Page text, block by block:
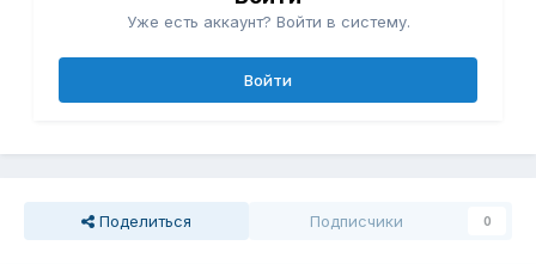
Уже есть аккаунт? Войти в систему.
Войти
Поделиться Подписчики 0